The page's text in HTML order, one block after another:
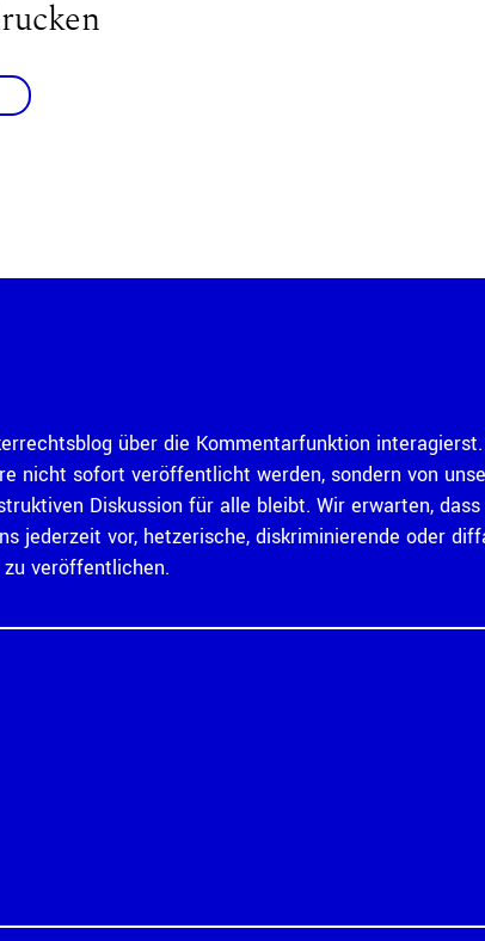
über die Kommentarfunktion
nicht sofort veröffentlicht werden, sondern von
Diskussion für alle bleibt. Wir erwarten,
jederzeit vor, hetzerische, diskriminierende oder
veröffentlichen.